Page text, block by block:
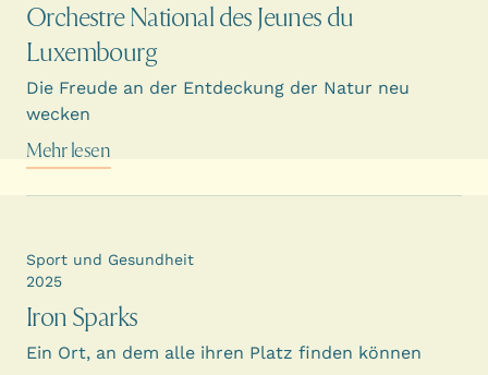
Orchestre National des Jeunes du
Luxembourg
Die Freude an der Entdeckung der Natur neu
wecken
Mehr lesen
Iron Sparks
Ein Ort, an dem alle ihren Platz finden können
Sport und Gesundheit
2025